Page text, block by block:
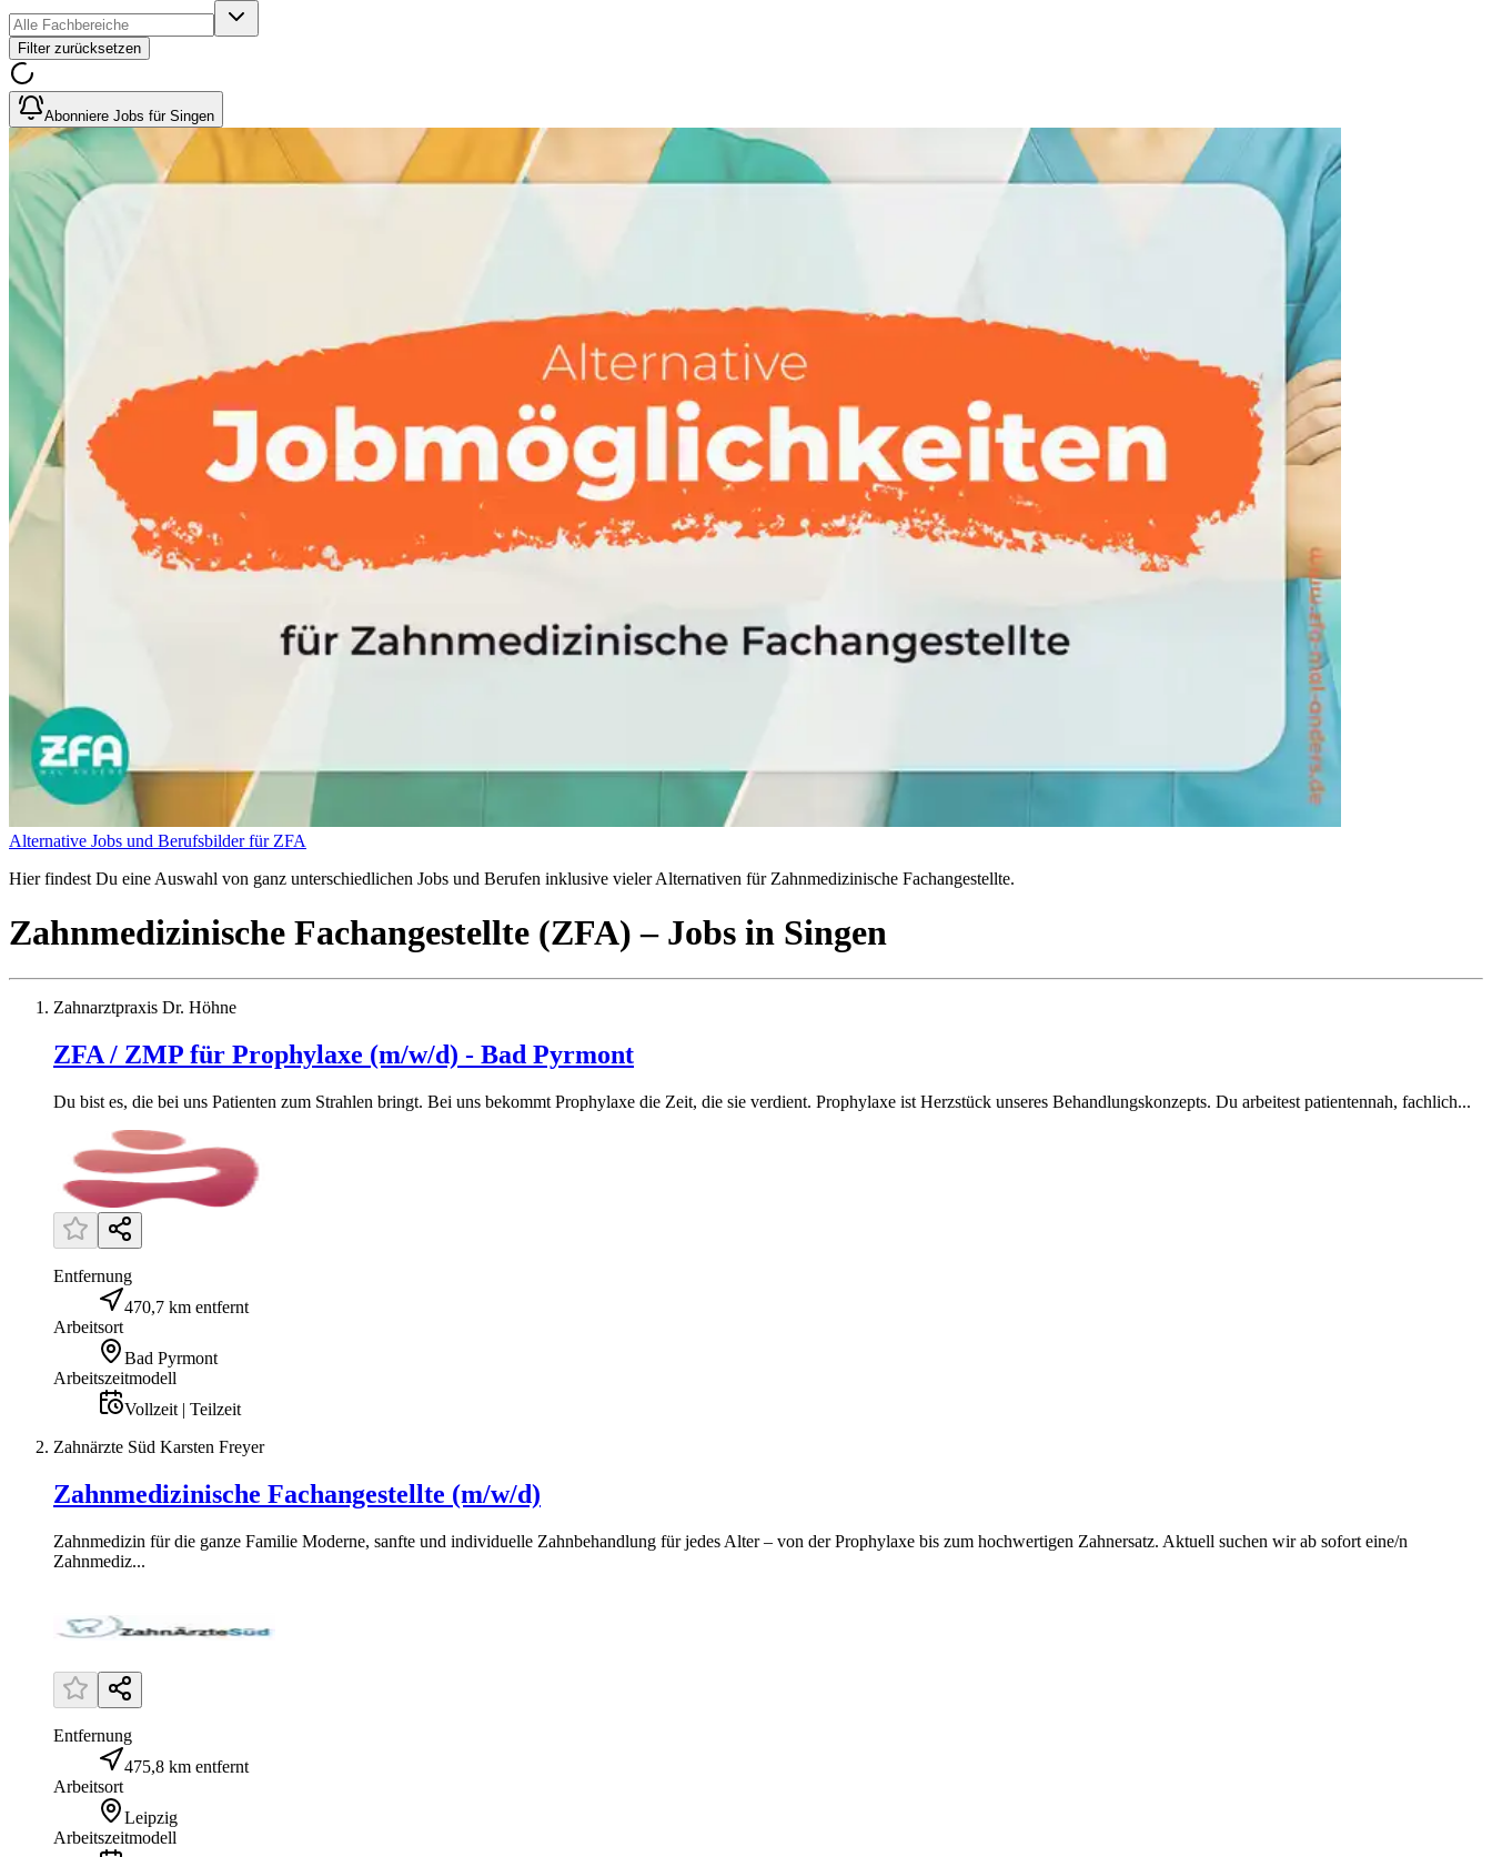
Filter zurücksetzen
Abonniere Jobs für Singen
Alternative Jobs und Berufsbilder für ZFA
Hier findest Du eine Auswahl von ganz unterschiedlichen Jobs und Berufen inklusive vieler Alternativen für Zahnmedizinische Fachangestellte.
Zahnmedizinische Fachangestellte (ZFA) – Jobs in Singen
Zahnarztpraxis Dr. Höhne
ZFA / ZMP für Prophylaxe (m/w/d) - Bad Pyrmont
Du bist es, die bei uns Patienten zum Strahlen bringt. Bei uns bekommt Prophylaxe die Zeit, die sie verdient. Prophylaxe ist Herzstück unseres Behandlungskonzepts. Du arbeitest patientennah, fachlich...
Entfernung
470,7 km entfernt
Arbeitsort
Bad Pyrmont
Arbeitszeitmodell
Vollzeit | Teilzeit
Zahnärzte Süd Karsten Freyer
Zahnmedizinische Fachangestellte (m/w/d)
Zahnmedizin für die ganze Familie Moderne, sanfte und individuelle Zahnbehandlung für jedes Alter – von der Prophylaxe bis zum hochwertigen Zahnersatz. Aktuell suchen wir ab sofort eine/n
Zahnmediz...
Entfernung
475,8 km entfernt
Arbeitsort
Leipzig
Arbeitszeitmodell